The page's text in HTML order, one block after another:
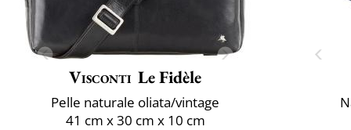
Visconti Le Fidèle
Pelle naturale oliata/vintage
41 cm x 30 cm x 10 cm